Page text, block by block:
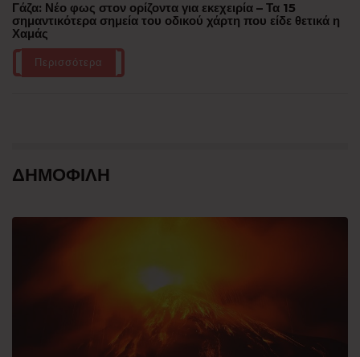
Γάζα: Νέο φως στον ορίζοντα για εκεχειρία – Τα 15
σημαντικότερα σημεία του οδικού χάρτη που είδε θετικά η
Χαμάς
Περισσότερα
ΔΗΜΟΦΙΛΗ